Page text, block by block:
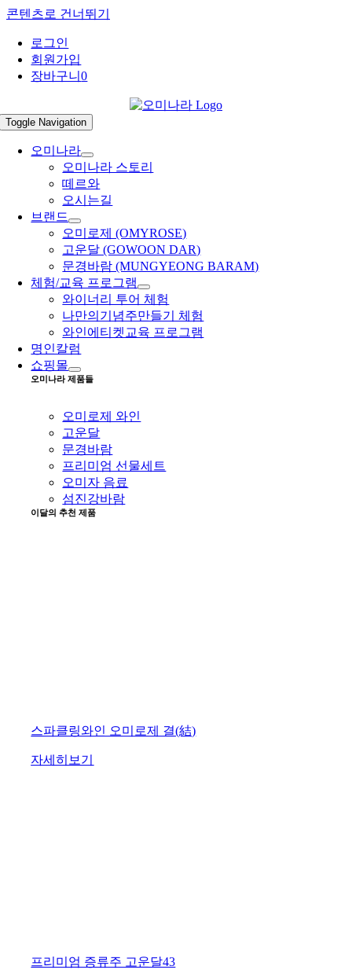
콘텐츠로 건너뛰기
로그인
회원가입
장바구니0
Toggle Navigation
오미나라
오미나라 스토리
떼르와
오시는길
브랜드
오미로제 (OMYROSE)
고운달 (GOWOON DAR)
문경바람 (MUNGYEONG BARAM)
체험/교육 프로그램
와이너리 투어 체험
나만의기념주만들기 체험
와인에티켓교육 프로그램
명인칼럼
쇼핑몰
오미나라 제품들
오미로제 와인
고운달
문경바람
프리미엄 선물세트
오미자 음료
섬진강바람
이달의 추천 제품
스파클링와인 오미로제 결(結)
자세히보기
프리미엄 증류주 고운달43